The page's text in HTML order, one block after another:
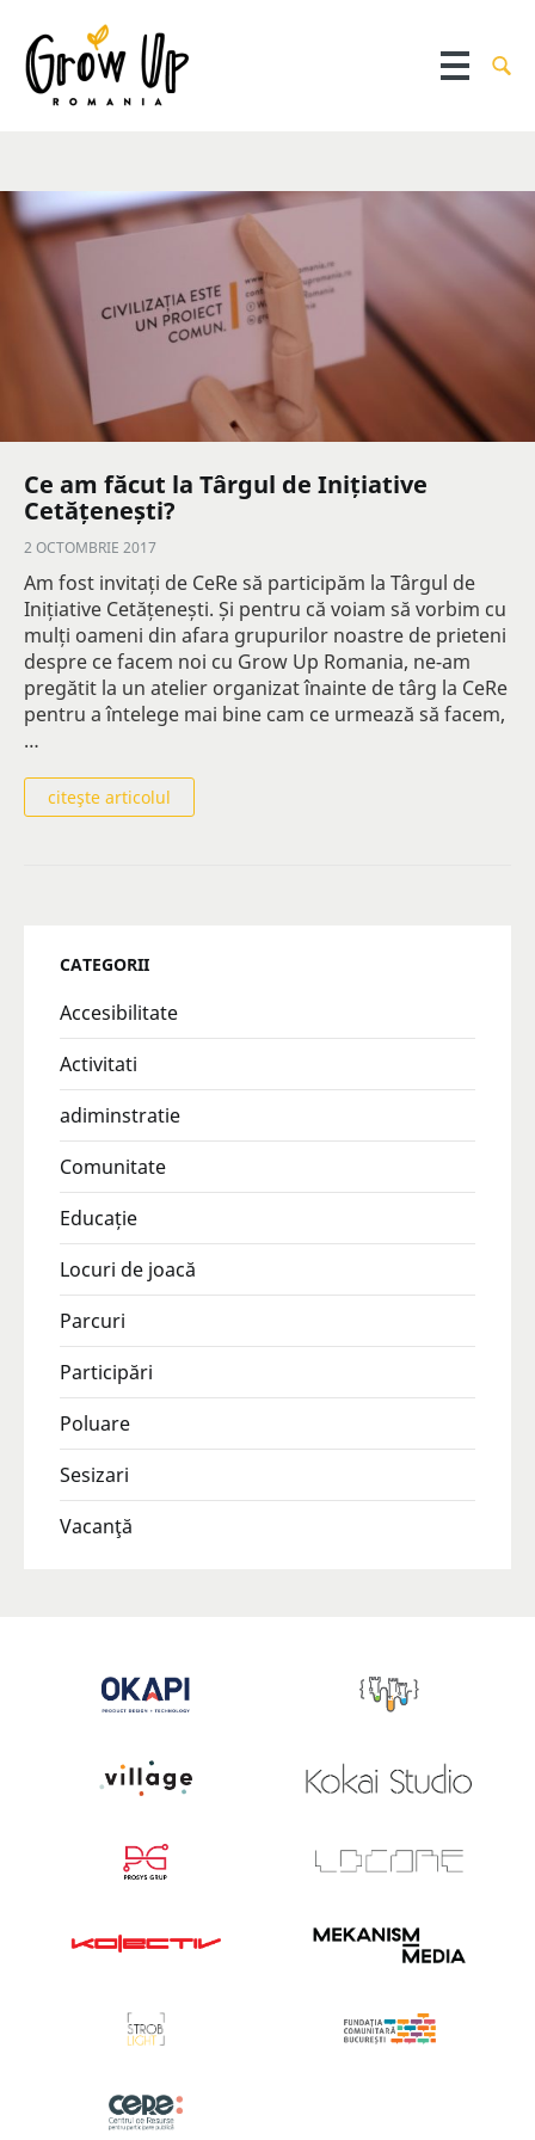
Ce am făcut la Târgul de Inițiative
Cetățenești?
2 OCTOMBRIE 2017
Am fost invitați de CeRe să participăm la Târgul de
Inițiative Cetățenești. Și pentru că voiam să vorbim cu
mulți oameni din afara grupurilor noastre de prieteni
despre ce facem noi cu Grow Up Romania, ne-am
pregătit la un atelier organizat înainte de târg la CeRe
pentru a întelege mai bine cam ce urmează să facem,
…
citeşte articolul
CATEGORII
Accesibilitate
Activitati
adiminstratie
Comunitate
Educație
Locuri de joacă
Parcuri
Participări
Poluare
Sesizari
Vacanţă